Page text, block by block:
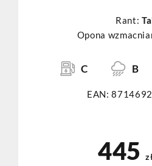
Rant:
Opona
C B
EAN:
445